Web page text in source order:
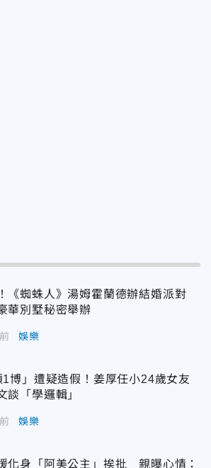
《蜘蛛人》湯姆霍蘭德辦結婚派對
華別墅秘密舉辦
娛樂
1博」遭疑造假！姜厚任小24歲女友
談「學邏輯」
娛樂
化身「阿美公主」挨批 親曝心情：